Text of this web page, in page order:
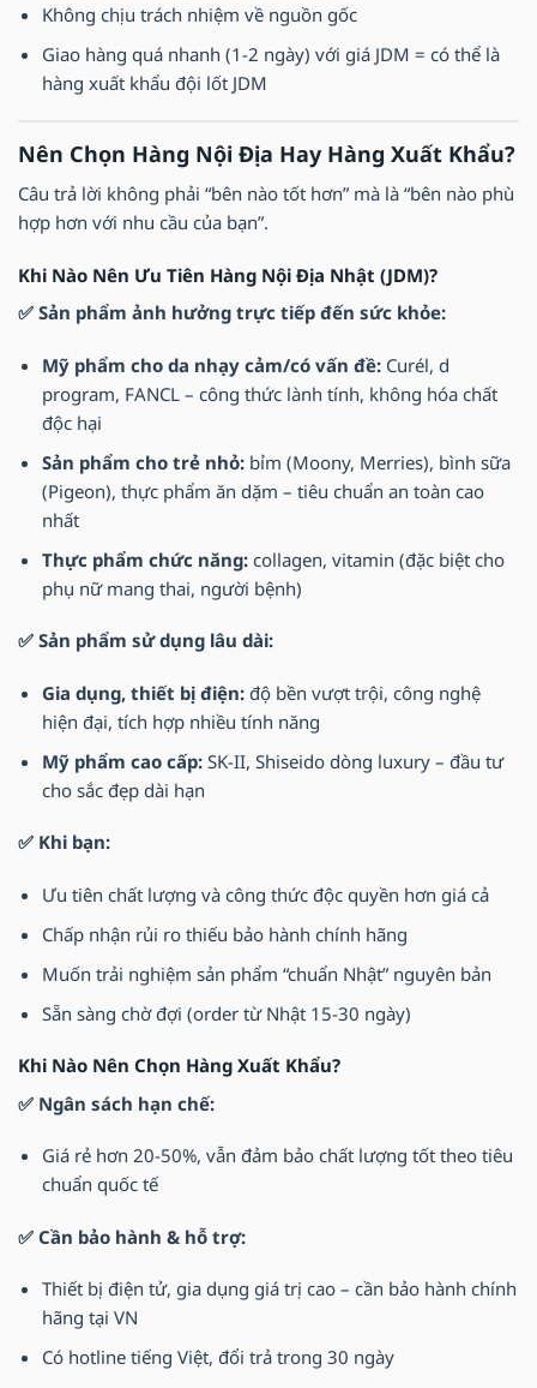
Không chịu trách nhiệm về nguồn gốc
Giao hàng quá nhanh (1-2 ngày) với giá JDM = có thể là
hàng xuất khẩu đội lốt JDM
Nên Chọn Hàng Nội Địa Hay Hàng Xuất Khẩu?
Câu trả lời không phải “bên nào tốt hơn” mà là “bên nào phù
hợp hơn với nhu cầu của bạn”.
Khi Nào Nên Ưu Tiên Hàng Nội Địa Nhật (JDM)?
✅ Sản phẩm ảnh hưởng trực tiếp đến sức khỏe:
Mỹ phẩm cho da nhạy cảm/có vấn đề:Curél, d
program, FANCL – công thức lành tính, không hóa chất
độc hại
Sản phẩm cho trẻ nhỏ:bỉm (Moony, Merries), bình sữa
(Pigeon), thực phẩm ăn dặm – tiêu chuẩn an toàn cao
nhất
Thực phẩm chức năng:collagen, vitamin (đặc biệt cho
phụ nữ mang thai, người bệnh)
✅ Sản phẩm sử dụng lâu dài:
Gia dụng, thiết bị điện:độ bền vượt trội, công nghệ
hiện đại, tích hợp nhiều tính năng
Mỹ phẩm cao cấp:SK-II, Shiseido dòng luxury – đầu tư
cho sắc đẹp dài hạn
✅ Khi bạn:
Ưu tiên chất lượng và công thức độc quyền hơn giá cả
Chấp nhận rủi ro thiếu bảo hành chính hãng
Muốn trải nghiệm sản phẩm “chuẩn Nhật” nguyên bản
Sẵn sàng chờ đợi (order từ Nhật 15-30 ngày)
Khi Nào Nên Chọn Hàng Xuất Khẩu?
✅ Ngân sách hạn chế:
Giá rẻ hơn 20-50%, vẫn đảm bảo chất lượng tốt theo tiêu
chuẩn quốc tế
✅ Cần bảo hành & hỗ trợ:
Thiết bị điện tử, gia dụng giá trị cao – cần bảo hành chính
hãng tại VN
Có hotline tiếng Việt, đổi trả trong 30 ngày